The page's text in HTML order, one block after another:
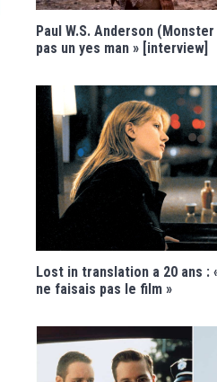
Paul W.S. Anderson
pas un yes man » [interview]
Lost in translation a 20 ans :
ne faisais pas le film »